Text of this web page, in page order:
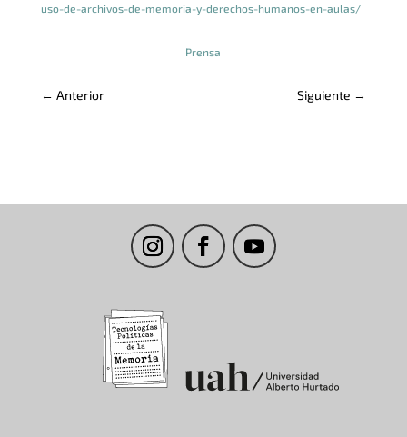
uso-de-archivos-de-memoria-y-derechos-humanos-en-aulas/
Prensa
← Anterior Siguiente →